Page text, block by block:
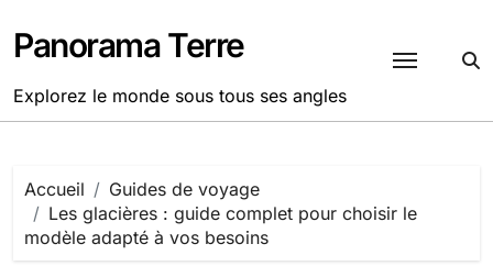
au
contenu
Panorama Terre
Explorez le monde sous tous ses angles
Accueil
Guides de voyage
Les glacières : guide complet pour choisir le
modèle adapté à vos besoins